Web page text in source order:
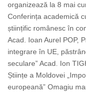
organizează la 8 mai
Conferința academică
științific românesc în
Acad. Ioan Aurel POP,
integrare în UE,
seculare” Acad. Ion
Științe a Moldovei
europeană” Omagiu